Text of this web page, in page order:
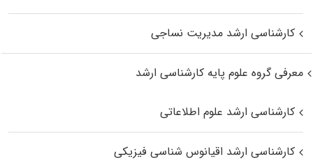
کارشناسی ارشد مدیریت نساجی
معرفی گروه علوم پایه کارشناسی ارشد
کارشناسی ارشد علوم اطلاعاتی
کارشناسی ارشد اقیانوس‌ شناسی فیزیکی